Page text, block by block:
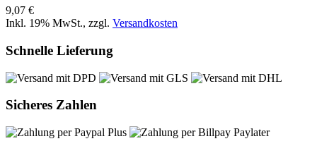
9,07 €
Inkl. 19% MwSt., zzgl. Versandkosten
Schnelle Lieferung
Sicheres Zahlen